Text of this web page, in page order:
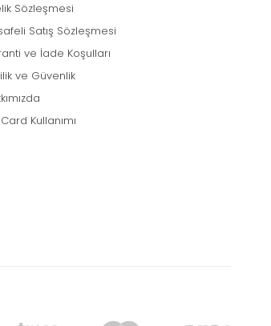
Sözleşmesi
Satış Sözleşmesi
ve İade Koşulları
ve Güvenlik
Kullanımı